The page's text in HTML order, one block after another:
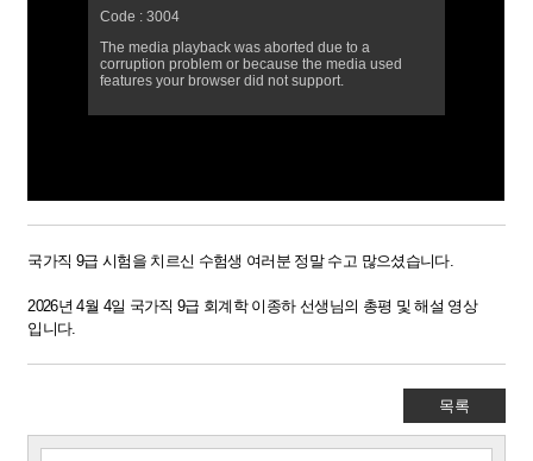
국가직 9급 시험을 치르신 수험생 여러분 정말 수고 많으셨습니다.
2026년 4월 4일 국가직 9급 회계학 이종하 선생님의 총평 및 해설 영상
입니다.
목록